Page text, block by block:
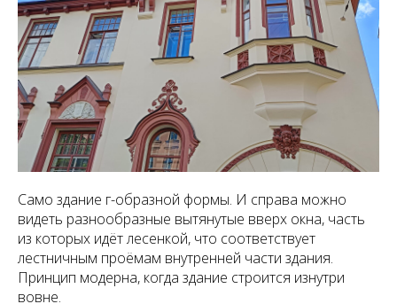
Само здание г-образной формы. И справа можно
видеть разнообразные вытянутые вверх окна, часть
из которых идёт лесенкой, что соответствует
лестничным проёмам внутренней части здания.
Принцип модерна, когда здание строится изнутри
вовне.